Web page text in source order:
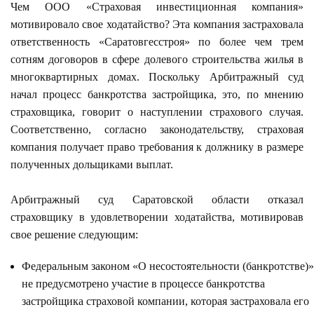
Чем ООО «Страховая инвестиционная компания»
мотивировало свое ходатайство? Эта компания застраховала
ответственность «Саратовгесстроя» по более чем трем
сотням договоров в сфере долевого строительства жилья в
многоквартирных домах. Поскольку Арбитражный суд
начал процесс банкротства застройщика, это, по мнению
страховщика, говорит о наступлении страхового случая.
Соответственно, согласно законодательству, страховая
компания получает право требования к должнику в размере
полученных дольщиками выплат.
Арбитражный суд Саратовской области отказал
страховщику в удовлетворении ходатайства, мотивировав
свое решение следующим:
Федеральным законом «О несостоятельности (банкротстве)»
не предусмотрено участие в процессе банкротства
застройщика страховой компании, которая застраховала его